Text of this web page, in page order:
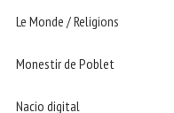
Le Monde / Religions
Monestir de Poblet
Nacio digital